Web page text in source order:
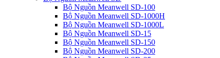
Bộ Nguồn Meanwell SD-100
Bộ Nguồn Meanwell SD-1000H
Bộ Nguồn Meanwell SD-1000L
Bộ Nguồn Meanwell SD-15
Bộ Nguồn Meanwell SD-150
Bộ Nguồn Meanwell SD-200